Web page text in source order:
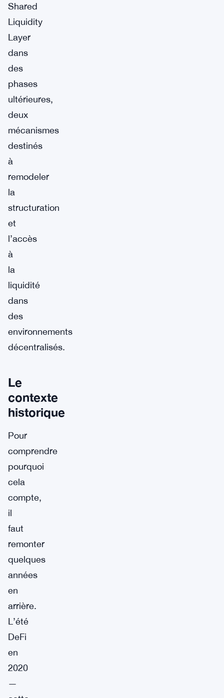
Shared
Liquidity
Layer
dans
des
phases
ultérieures,
deux
mécanismes
destinés
à
remodeler
la
structuration
et
l’accès
à
la
liquidité
dans
des
environnements
décentralisés.
Le
contexte
historique
Pour
comprendre
pourquoi
cela
compte,
il
faut
remonter
quelques
années
en
arrière.
L’été
DeFi
en
2020
—